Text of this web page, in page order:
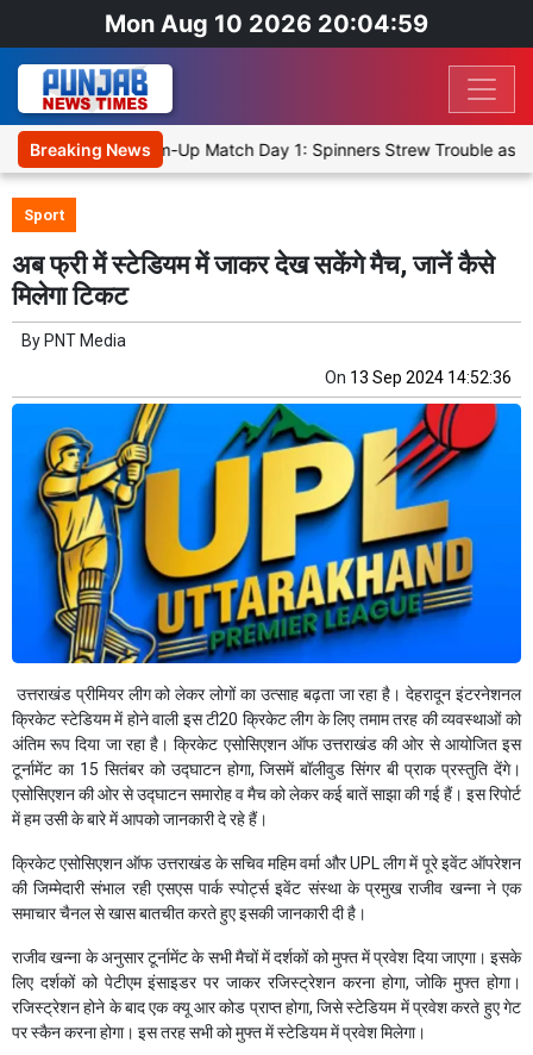
Mon Aug 10 2026 20:04:59
Breaking News
XI, Warm-Up Match Day 1: Spinners Strew Trouble as SLC
Sport
अब फ्री में स्टेडियम में जाकर देख सकेंगे मैच, जानें कैसे
मिलेगा टिकट
By PNT Media
On 13 Sep 2024 14:52:36
उत्तराखंड प्रीमियर लीग को लेकर लोगों का उत्साह बढ़ता जा रहा है। देहरादून इंटरनेशनल
क्रिकेट स्टेडियम में होने वाली इस टी20 क्रिकेट लीग के लिए तमाम तरह की व्यवस्थाओं को
अंतिम रूप दिया जा रहा है। क्रिकेट एसोसिएशन ऑफ उत्तराखंड की ओर से आयोजित इस
टूर्नामेंट का 15 सितंबर को उद्घाटन होगा, जिसमें बॉलीवुड सिंगर बी प्राक प्रस्तुति देंगे।
एसोसिएशन की ओर से उद्घाटन समारोह व मैच को लेकर कई बातें साझा की गई हैं। इस रिपोर्ट
में हम उसी के बारे में आपको जानकारी दे रहे हैं।
क्रिकेट एसोसिएशन ऑफ उत्तराखंड के सचिव महिम वर्मा और UPL लीग में पूरे इवेंट ऑपरेशन
की जिम्मेदारी संभाल रही एसएस पार्क स्पोर्ट्स इवेंट संस्था के प्रमुख राजीव खन्ना ने एक
समाचार चैनल से खास बातचीत करते हुए इसकी जानकारी दी है।
राजीव खन्ना के अनुसार टूर्नामेंट के सभी मैचों में दर्शकों को मुफ्त में प्रवेश दिया जाएगा। इसके
लिए दर्शकों को पेटीएम इंसाइडर पर जाकर रजिस्ट्रेशन करना होगा, जोकि मुफ्त होगा।
रजिस्ट्रेशन होने के बाद एक क्यू आर कोड प्राप्त होगा, जिसे स्टेडियम में प्रवेश करते हुए गेट
पर स्कैन करना होगा। इस तरह सभी को मुफ्त में स्टेडियम में प्रवेश मिलेगा।